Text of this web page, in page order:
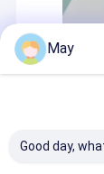
May
Good day,